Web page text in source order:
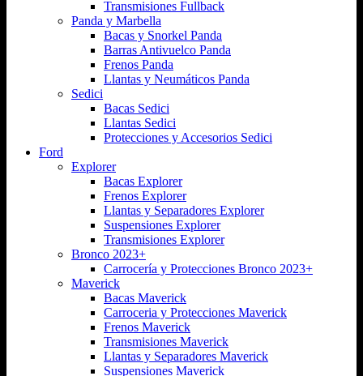
Transmisiones Fullback
Panda y Marbella
Bacas y Snorkel Panda
Barras Antivuelco Panda
Frenos Panda
Llantas y Neumáticos Panda
Sedici
Bacas Sedici
Llantas Sedici
Protecciones y Accesorios Sedici
Ford
Explorer
Bacas Explorer
Frenos Explorer
Llantas y Separadores Explorer
Suspensiones Explorer
Transmisiones Explorer
Bronco 2023+
Carrocería y Protecciones Bronco 2023+
Maverick
Bacas Maverick
Carroceria y Protecciones Maverick
Frenos Maverick
Transmisiones Maverick
Llantas y Separadores Maverick
Suspensiones Maverick